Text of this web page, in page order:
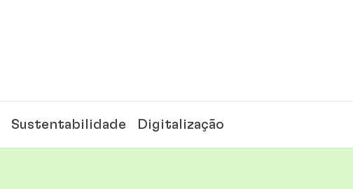
Sustentabilidade Digitalização